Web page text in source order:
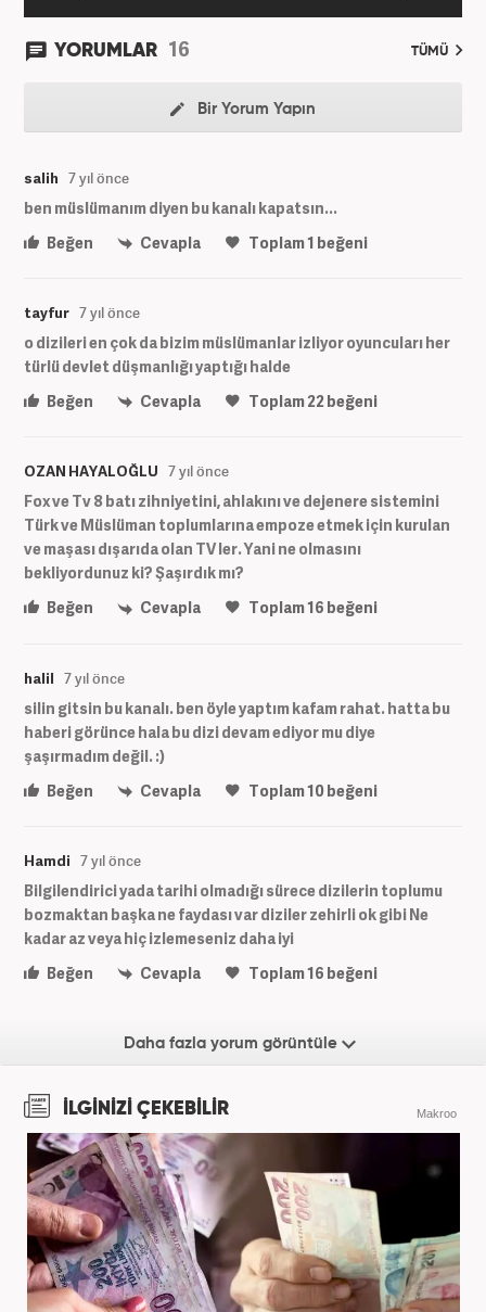
YORUMLAR 16 TÜMÜ
Bir Yorum Yapın
salih 7 yıl önce
ben müslümanım diyen bu kanalı kapatsın...
Beğen
Cevapla Toplam1 beğeni
tayfur 7 yıl önce
o dizileri en çok da bizim müslümanlar izliyor oyuncuları her
türlü devlet düşmanlığı yaptığı halde
Beğen
Cevapla Toplam22beğeni
OZAN HAYALOĞLU 7 yıl önce
Fox ve Tv 8 batı zihniyetini, ahlakını ve dejenere sistemini
Türk ve Müslüman toplumlarına empoze etmek için kurulan
ve maşası dışarıda olan TV ler. Yani ne olmasını
bekliyordunuz ki? Şaşırdık mı?
Beğen
Cevapla Toplam16 beğeni
halil 7 yıl önce
silin gitsin bu kanalı. ben öyle yaptım kafam rahat. hatta bu
haberi görünce hala bu dizi devam ediyor mu diye
şaşırmadım değil. :)
Beğen
Cevapla Toplam10beğeni
Hamdi 7 yıl önce
Bilgilendirici yada tarihi olmadığı sürece dizilerin toplumu
bozmaktan başka ne faydası var diziler zehirli ok gibi Ne
kadar az veya hiç izlemeseniz daha iyi
Beğen
Cevapla Toplam16 beğeni
Daha fazla yorum görüntüle
İLGİNİZİ ÇEKEBİLİR Makroo